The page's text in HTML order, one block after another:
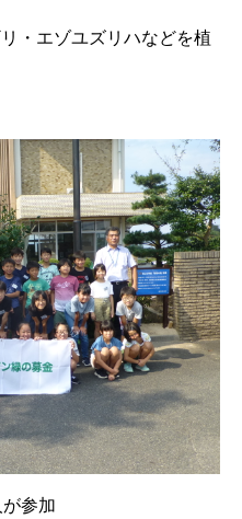
・エゾユズリハなどを植
参加